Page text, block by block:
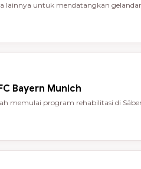
lainnya untuk mendatangkan
Bayern Munich
memulai program rehabilitasi di